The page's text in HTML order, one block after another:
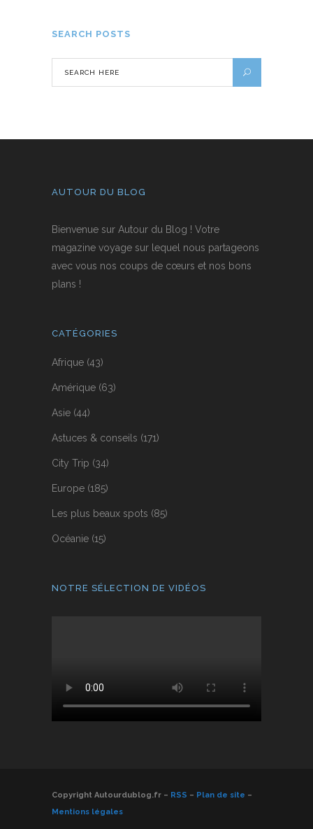
SEARCH POSTS
AUTOUR DU BLOG
Bienvenue sur Autour du Blog ! Votre
magazine voyage sur lequel nous partageons
avec vous nos coups de cœurs et nos bons
plans !
CATÉGORIES
Afrique (43)
Amérique (63)
Asie (44)
Astuces & conseils (171)
City Trip (34)
Europe (185)
Les plus beaux spots (85)
Océanie (15)
NOTRE SÉLECTION DE VIDÉOS
Copyright Autourdublog.fr – RSS – Plan de site –
Mentions légales